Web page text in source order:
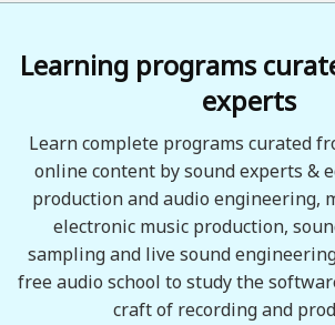
Learning programs
experts
Learn complete programs curated
online content by sound experts &
production and audio engineering,
electronic music production,
sampling and live sound
free audio school to study the
craft of recording and